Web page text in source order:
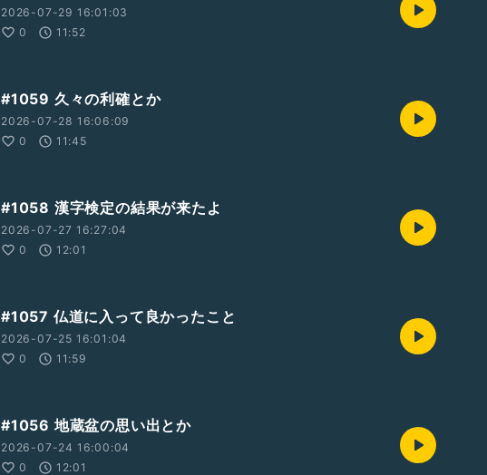
2026-07-29 16:01:03
0
11:52
#1059 久々の利確とか
2026-07-28 16:06:09
0
11:45
#1058 漢字検定の結果が来たよ
2026-07-27 16:27:04
0
12:01
#1057 仏道に入って良かったこと
2026-07-25 16:01:04
0
11:59
#1056 地蔵盆の思い出とか
2026-07-24 16:00:04
0
12:01